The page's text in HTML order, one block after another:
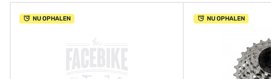
NU OPHALEN NU OPHALEN